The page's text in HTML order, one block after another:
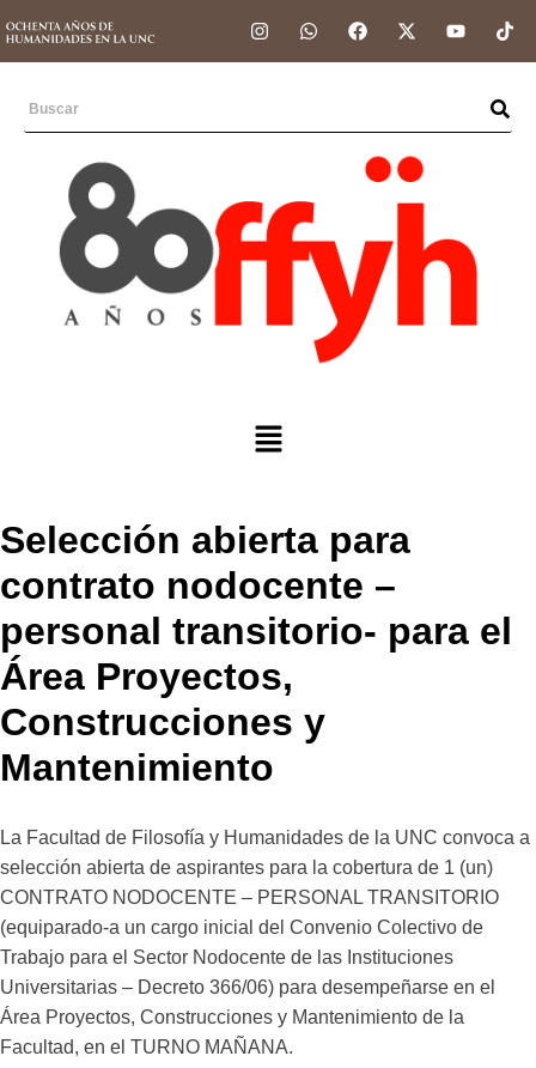
Selección abierta para
contrato nodocente –
personal transitorio- para el
Área Proyectos,
Construcciones y
Mantenimiento
La Facultad de Filosofía y Humanidades de la UNC convoca a
selección abierta de aspirantes para la cobertura de 1 (un)
CONTRATO NODOCENTE – PERSONAL TRANSITORIO
(equiparado-a un cargo inicial del Convenio Colectivo de
Trabajo para el Sector Nodocente de las Instituciones
Universitarias – Decreto 366/06) para desempeñarse en el
Área Proyectos, Construcciones y Mantenimiento de la
Facultad, en el TURNO MAÑANA.